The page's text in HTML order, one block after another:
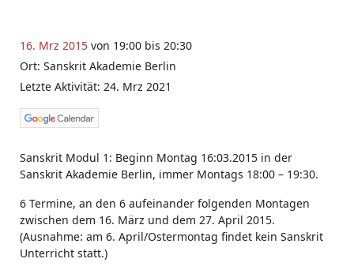
16. Mrz 2015 von 19:00 bis 20:30
Ort: Sanskrit Akademie Berlin
Letzte Aktivität: 24. Mrz 2021
Sanskrit Modul 1: Beginn Montag 16:03.2015 in der
Sanskrit Akademie Berlin, immer Montags 18:00 – 19:30.
6 Termine, an den 6 aufeinander folgenden Montagen
zwischen dem 16. März und dem 27. April 2015.
(Ausnahme: am 6. April/Ostermontag findet kein Sanskrit
Unterricht statt.)